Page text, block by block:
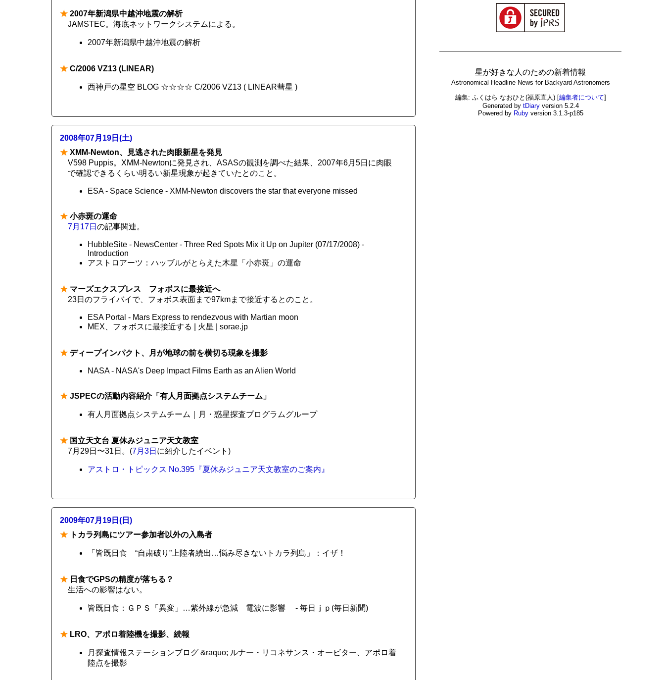
★ 2007年新潟県中越沖地震の解析
JAMSTEC。海底ネットワークシステムによる。
2007年新潟県中越沖地震の解析
★ C/2006 VZ13 (LINEAR)
西神戸の星空 BLOG ☆☆☆☆ C/2006 VZ13 ( LINEAR彗星 )
2008年07月19日(土)
★ XMM-Newton、見逃された肉眼新星を発見
V598 Puppis。XMM-Newtonに発見され、ASASの観測を調べた結果、2007年6月5日に肉眼
で確認できるくらい明るい新星現象が起きていたとのこと。
ESA - Space Science - XMM-Newton discovers the star that everyone missed
★ 小赤斑の運命
7月17日 の記事関連。
HubbleSite - NewsCenter - Three Red Spots Mix it Up on Jupiter (07/17/2008) -
Introduction
アストロアーツ：ハッブルがとらえた木星「小赤斑」の運命
★ マーズエクスプレス フォボスに最接近へ
23日のフライバイで、フォボス表面まで97kmまで接近するとのこと。
ESA Portal - Mars Express to rendezvous with Martian moon
MEX、フォボスに最接近する | 火星 | sorae.jp
★ ディープインパクト、月が地球の前を横切る現象を撮影
NASA - NASA's Deep Impact Films Earth as an Alien World
★ JSPECの活動内容紹介「有人月面拠点システムチーム」
有人月面拠点システムチーム｜月・惑星探査プログラムグループ
★ 国立天文台 夏休みジュニア天文教室
7月29日〜31日。(7月3日 に紹介したイベント)
アストロ・トピックス No.395『夏休みジュニア天文教室のご案内』
2009年07月19日(日)
★ トカラ列島にツアー参加者以外の入島者
「皆既日食 “自粛破り”上陸者続出…悩み尽きないトカラ列島」：イザ！
★ 日食でGPSの精度が落ちる？
生活への影響はない。
皆既日食：ＧＰＳ「異変」…紫外線が急減 電波に影響 - 毎日ｊｐ(毎日新聞)
★ LRO、アポロ着陸機を撮影、続報
月探査情報ステーションブログ &raquo; ルナー・リコネサンス・オービター、アポロ着
陸点を撮影
星が好きな人のための新着情報
Astronomical Headline News for Backyard Astronomers
編集: ふくはら なおひと(福原直人) [編集者について]
Generated by tDiaryversion 5.2.4
Powered by Rubyversion 3.1.3-p185